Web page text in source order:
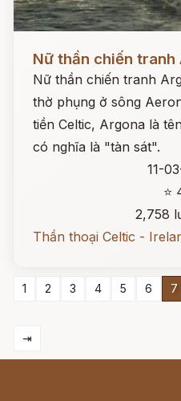
Nữ thần chiến tranh
Nữ thần chiến tranh
thờ phụng ở sông
tiền Celtic, Argona là
có nghĩa là "tàn sát".
11-
⭐
2,758
Thần thoại Celtic -
1 2 3 4 5 6 7
⇥